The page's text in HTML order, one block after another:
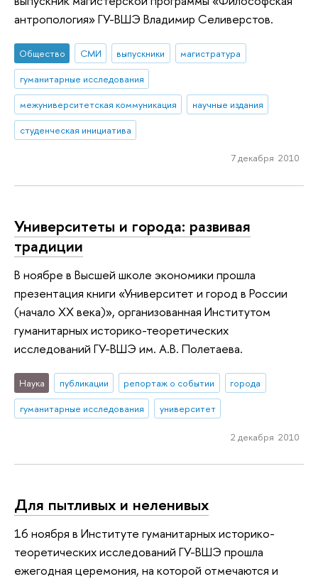
антропология» ГУ-ВШЭ Владимир Селиверстов.
Общество СМИ выпускники
магистратура
гуманитарные исследования
межуниверситетская коммуникация
научные издания
студенческая инициатива
7 декабря 2010
Университеты и города: развивая
традиции
В ноябре в Высшей школе экономики прошла
презентация книги «Университет и город в России
(начало XX века)», организованная Институтом
гуманитарных историко-теоретических
исследований ГУ-ВШЭ им. А.В. Полетаева.
Наука публикации репортаж о событии
города
гуманитарные исследования
университет
2 декабря 2010
Для пытливых и неленивых
16 ноября в Институте гуманитарных историко-
теоретических исследований ГУ-ВШЭ прошла
ежегодная церемония, на которой отмечаются и